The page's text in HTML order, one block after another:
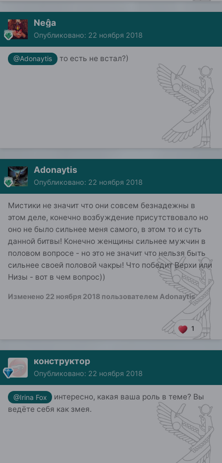
Neĝa
Опубликовано: 22 ноября 2018
@Adonaytis то есть не встал?)
Adonaytis
Опубликовано: 22 ноября 2018
Мистики не значит что они совсем безнадежны в
этом деле, конечно возбуждение присутствовало но
оно не было сильнее меня самого, в этом то и суть
данной битвы! Конечно женщины сильнее мужчин в
половом вопросе - но это не значит что нельзя быть
сильнее своей половой чакры! Что победит Верхи или
Низы - вот в чем вопрос))
Изменено 22 ноября 2018 пользователем Adonaytis
1
конструктор
Опубликовано: 22 ноября 2018
@Irina Fox
интересно, какая ваша роль в теме? Вы
ведёте себя как змея.